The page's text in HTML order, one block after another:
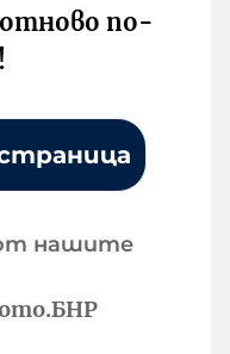
по-
нашите